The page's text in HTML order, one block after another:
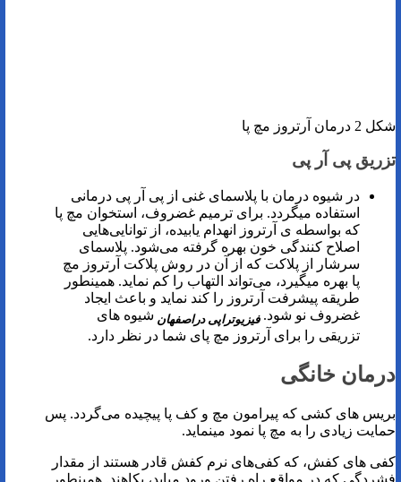
شکل 2 درمان آرتروز مچ پا
تزریق پی آر پی
در شیوه درمان با پلاسمای غنی از پی آر پی درمانی
استفاده میگردد. برای ترمیم غضروف، استخوان مچ پا
که بواسطه ی آرتروز انهدام یابیده، از توانایی‌هایی
اصلاح‌ کنندگی خون بهره گرفته می‌شود. پلاسمای
سرشار از پلاکت که از آن در روش پلاکت آرتروز مچ
پا بهره میگیرد، می‌تواند التهاب را کم نماید. همینطور
طریقه پیشرفت آرتروز را کند نماید و باعث ایجاد
غضروف نو شود.فیزیوتراپی دراصفهان شیوه های
تزریقی را برای آرتروز مچ پای شما در نظر دارد.
درمان خانگی
بریس های کشی که پیرامون مچ و کف پا پیچیده می‌گردد. پس
حمایت زیادی را به مچ پا نمود مینماید.
کفی های کفش، که کفی‌های نرم کفش قادر هستند از مقدار